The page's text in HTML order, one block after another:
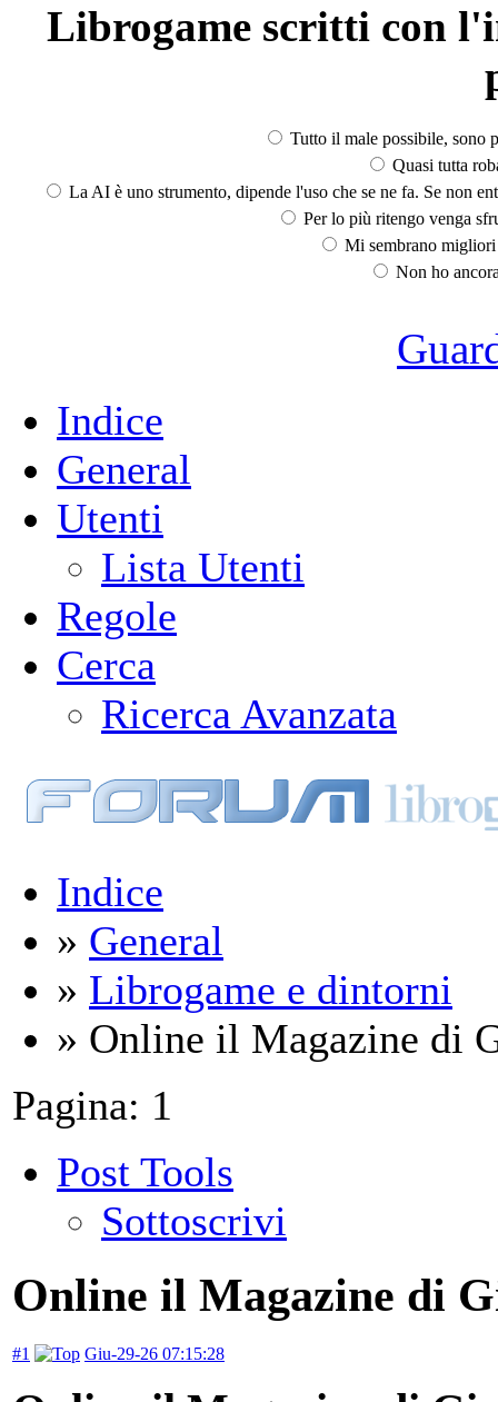
Librogame scritti con
Tutto il male possibile, sono
Quasi tutta
La AI è uno strumento, dipende l'uso che se ne fa. Se non
Per lo più ritengo venga
Mi sembrano
Non ho
Indice
General
Utenti
Lista Utenti
Regole
Cerca
Ricerca Avanzata
Indice
» General
» Librogame e dintorni
» Online il Magazine di
Pagina: 1
Post Tools
Sottoscrivi
Online il Magazine di
#1 Giu-29-26 07:15:28